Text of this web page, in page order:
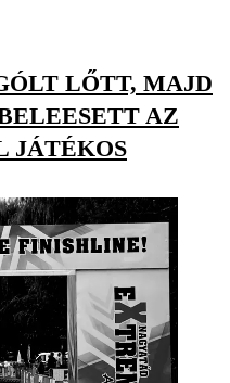
LŐTT, MAJD
AZ
JÁTÉKOS